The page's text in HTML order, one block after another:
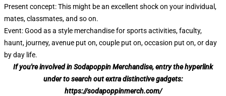
Present concept: This might be an excellent shock on your individual,
mates, classmates, and so on.
Event: Good as a style merchandise for sports activities, faculty,
haunt, journey, avenue put on, couple put on, occasion put on, or day
by day life.
If you're involved in Sodapoppin Merchandise, entry the hyperlink
under to search out extra distinctive gadgets:
https://sodapoppinmerch.com/